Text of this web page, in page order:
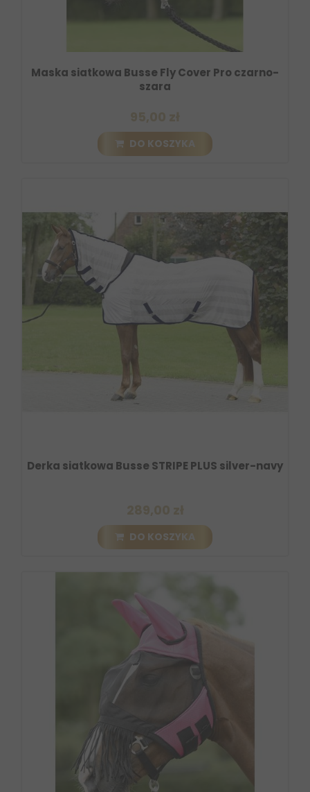
Maska siatkowa Busse Fly Cover Pro czarno-
szara
DO KOSZYKA
Derka siatkowa Busse STRIPE PLUS silver-navy
DO KOSZYKA